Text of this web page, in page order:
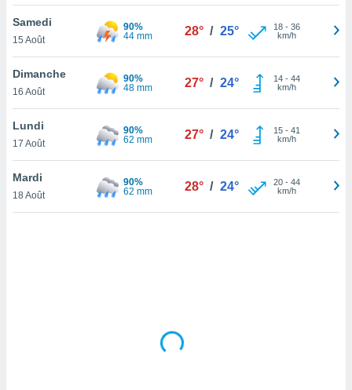
votre
à
en
le
Samedi
15 Août
90%
44 mm
28° / 25° 18- 36
km/h
Dimanche
16 Août
90%
48 mm
27° / 24° 14- 44
km/h
Lundi
17 Août
90%
62 mm
27° / 24° 15- 41
km/h
Mardi
18 Août
90%
62 mm
28° / 24° 20- 44
km/h